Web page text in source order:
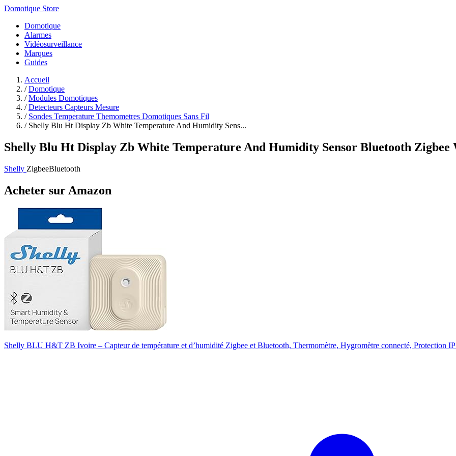
Domotique Store
Domotique
Alarmes
Vidéosurveillance
Marques
Guides
Accueil
/ Domotique
/ Modules Domotiques
/ Detecteurs Capteurs Mesure
/ Sondes Temperature Themometres Domotiques Sans Fil
/ Shelly Blu Ht Display Zb White Temperature And Humidity Sens...
Shelly Blu Ht Display Zb White Temperature And Humidity Sensor Bluetooth Zigbee
Shelly ZigbeeBluetooth
Acheter sur Amazon
Shelly BLU H&T ZB Ivoire – Capteur de température et d’humidité Zigbee et Bluetooth, Thermomètre, Hygromètre connecté, Protection